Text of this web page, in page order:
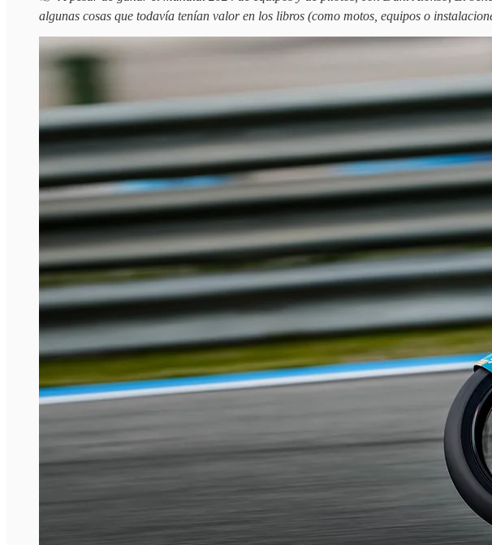
algunas cosas que todavía tenían valor en los libros (como motos, equipos o